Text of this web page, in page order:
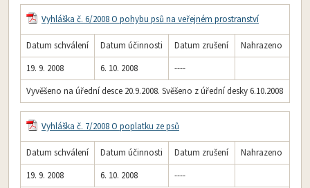
Vyhláška č. 6/2008 O pohybu psů na veřejném prostranství
Datum schválení Datum účinnosti Datum zrušení
Nahrazeno
19. 9. 2008
6. 10. 2008
----
Vyvěšeno na úřední desce 20.9.2008. Svěšeno z úřední desky 6.10.2008
Vyhláška č. 7/2008 O poplatku ze psů
Datum schválení Datum účinnosti Datum zrušení
Nahrazeno
19. 9. 2008
6. 10. 2008
----